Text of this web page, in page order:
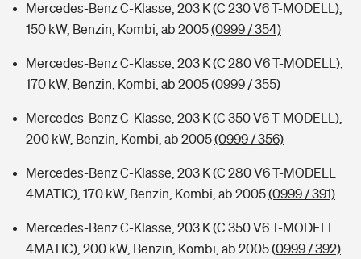
Mercedes-Benz C-Klasse, 203 K (C 230 V6 T-MODELL),
150 kW, Benzin, Kombi, ab 2005(0999 / 354)
Mercedes-Benz C-Klasse, 203 K (C 280 V6 T-MODELL),
170 kW, Benzin, Kombi, ab 2005(0999 / 355)
Mercedes-Benz C-Klasse, 203 K (C 350 V6 T-MODELL),
200 kW, Benzin, Kombi, ab 2005(0999 / 356)
Mercedes-Benz C-Klasse, 203 K (C 280 V6 T-MODELL
4MATIC), 170 kW, Benzin, Kombi, ab 2005(0999 / 391)
Mercedes-Benz C-Klasse, 203 K (C 350 V6 T-MODELL
4MATIC), 200 kW, Benzin, Kombi, ab 2005(0999 / 392)